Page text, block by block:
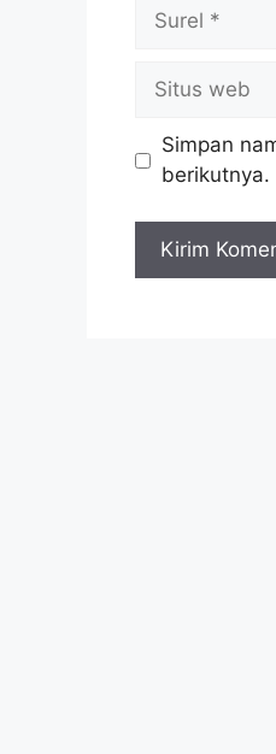
Simpan
berikutnya.